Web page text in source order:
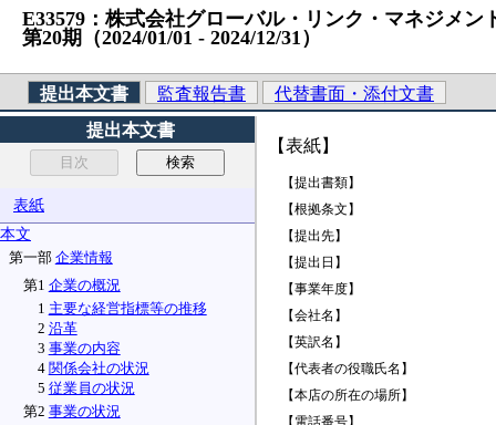
E33579：株式会社グローバル・リンク・マネジメ
第20期（2024/01/01 ‐ 2024/12/31）
提出本文書 監査報告書
代替書面・添付文書
提出本文書